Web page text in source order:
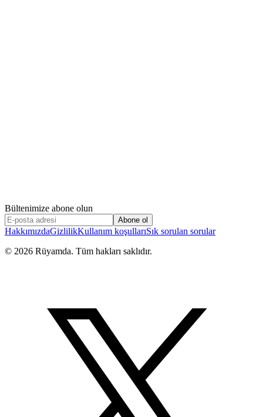
Bültenimize abone olun
Abone ol
HakkımızdaGizlilikKullanım koşullarıSık sorulan sorular
© 2026 Rüyamda. Tüm hakları saklıdır.